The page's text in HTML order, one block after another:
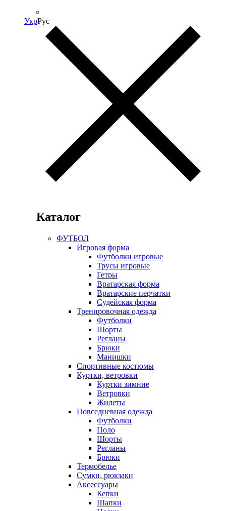
УкрРус
Каталог
ФУТБОЛ
Игровая форма
Футболки игровые
Трусы игровые
Гетры
Вратарская форма
Вратарские перчатки
Судейская форма
Тренировочная одежда
Футболки
Шорты
Регланы
Брюки
Манишки
Спортивные костюмы
Куртки, ветровки
Куртки зимние
Ветровки
Жилеты
Повседневная одежда
Футболки
Поло
Шорты
Регланы
Брюки
Термобелье
Сумки, рюкзаки
Аксессуары
Кепки
Шапки